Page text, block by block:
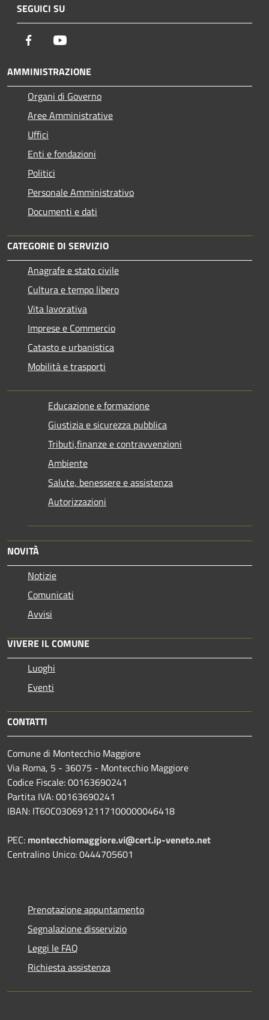
SEGUICI SU
Facebook
AMMINISTRAZIONE
Organi di Governo
Aree Amministrative
Uffici
Enti e fondazioni
Politici
Personale Amministrativo
Documenti e dati
CATEGORIE DI SERVIZIO
Anagrafe e stato civile
Cultura e tempo libero
Vita lavorativa
Imprese e Commercio
Catasto e urbanistica
Mobilità e trasporti
Educazione e formazione
Giustizia e sicurezza pubblica
Tributi,finanze e contravvenzioni
Ambiente
Salute, benessere e assistenza
Autorizzazioni
NOVITÀ
Notizie
Comunicati
Avvisi
VIVERE IL COMUNE
Luoghi
Eventi
CONTATTI
Comune di Montecchio Maggiore
Via Roma, 5 - 36075 - Montecchio Maggiore
Codice Fiscale: 00163690241
Partita IVA: 00163690241
IBAN: IT60C0306912117100000046418
PEC: montecchiomaggiore.vi@cert.ip-veneto.net
Centralino Unico: 0444705601
Prenotazione appuntamento
Segnalazione disservizio
Leggi le FAQ
Richiesta assistenza